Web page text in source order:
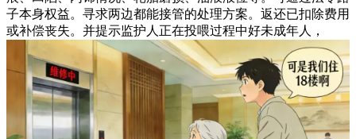
子本身权益。寻求两边都能接管的处理方案。返还已扣除费用
或补偿丧失。并提示监护人正在投喂过程中好未成年人，